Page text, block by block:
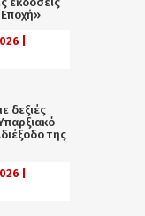
|
δεξιές
της
|